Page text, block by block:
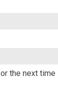
the next time